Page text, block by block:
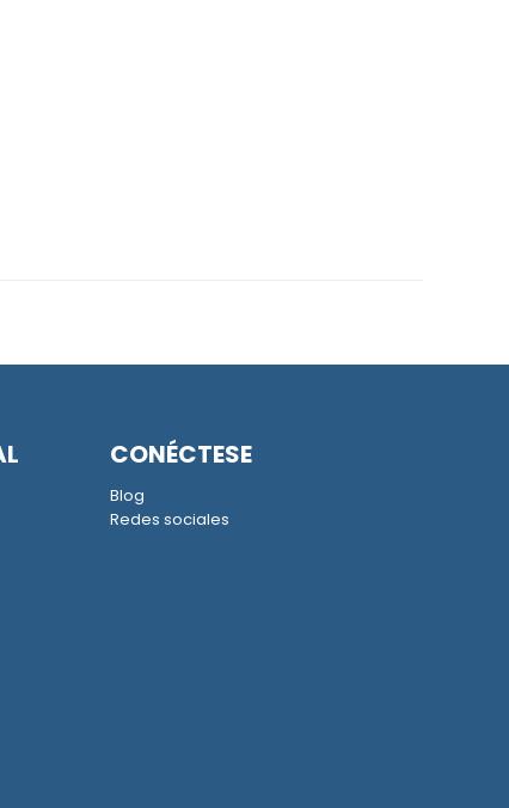
CONÉCTESE
Blog
Redes sociales